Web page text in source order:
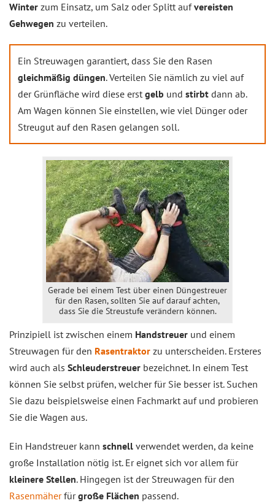
Winter zum Einsatz, um Salz oder Splitt aufvereisten
Gehwegen zu verteilen.
Ein Streuwagen garantiert, dass Sie den Rasen
gleichmäßig düngen. Verteilen Sie nämlich zu viel auf
der Grünfläche wird diese erst gelb und stirbt dann ab.
Am Wagen können Sie einstellen, wie viel Dünger oder
Streugut auf den Rasen gelangen soll.
Gerade bei einem Test über einen Düngestreuer
für den Rasen, sollten Sie auf darauf achten,
dass Sie die Streustufe verändern können.
Prinzipiell ist zwischen einem Handstreuer und einem
Streuwagen für den Rasentraktor zu unterscheiden. Ersteres
wird auch als Schleuderstreuer bezeichnet. In einem Test
können Sie selbst prüfen, welcher für Sie besser ist. Suchen
Sie dazu beispielsweise einen Fachmarkt auf und probieren
Sie die Wagen aus.
Ein Handstreuer kann schnell verwendet werden, da keine
große Installation nötig ist. Er eignet sich vor allem für
kleinere Stellen. Hingegen ist der Streuwagen für den
Rasenmäherfürgroße Flächen passend.